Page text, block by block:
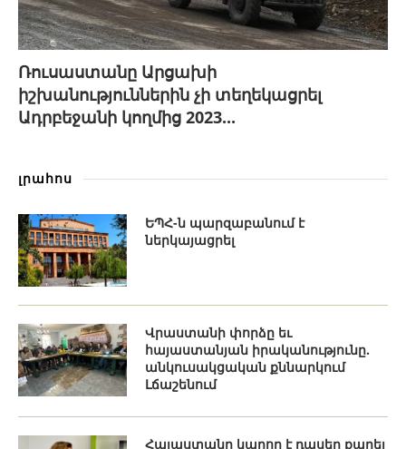
Ռուսաստանը Արցախի
իշխանություններին չի տեղեկացրել
Ադրբեջանի կողմից 2023...
լրահոս
ԵՊՀ-ն պարզաբանում է
ներկայացրել
Վրաստանի փորձը եւ
հայաստանյան իրականությունը.
անկուսակցական քննարկում
Լճաշենում
Հայաստանը կարող է դասեր քաղել